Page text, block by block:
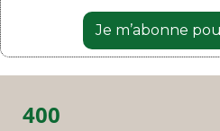
Je m’abonne
400